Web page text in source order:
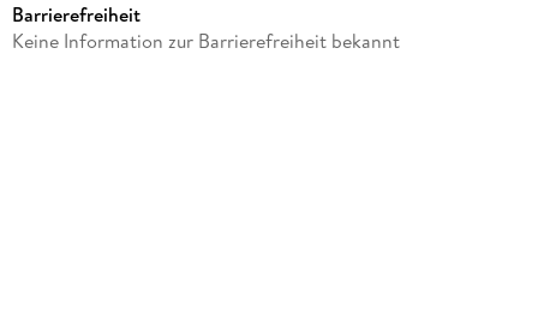
Gewicht
Barrierefreiheit
Keine Information zur Barrierefreiheit bekannt